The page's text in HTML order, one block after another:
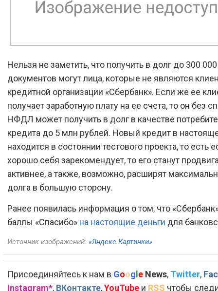
Нельзя не заметить, что получить в долг до 300
документов могут лица, которые не являются
кредитной организации «Сбербанк». Если же ее
получает заработную плату на ее счета, то он без
НФДЛ может получить в долг в качестве
кредита до 5 млн рублей. Новый кредит в
находится в состоянии тестового проекта, то есть
хорошо себя зарекомендует, то его станут
активнее, а также, возможно, расширят
долга в большую сторону.
Ранее появилась информация о том, что
баллы «Спасибо» на настоящие деньги для
Источник изображений: «Яндекс Картинки»
Присоединяйтесь к нам в Google News, Twitter,
Instagram*, ВКонтакте,YouTube и RSS чтобы